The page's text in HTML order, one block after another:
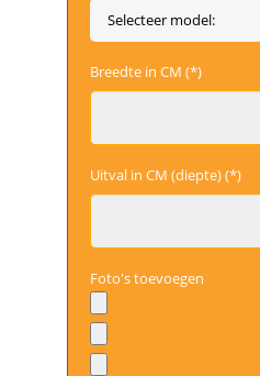
Breedte in CM (*)
Uitval in CM (diepte) (*)
Foto's toevoegen